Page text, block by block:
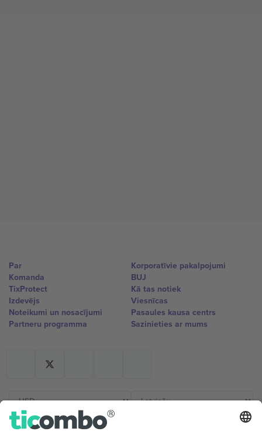
Par
Komanda
TixProtect
Izdevējs
Noteikumi un nosacījumi
Partneru programma
Korporatīvie pakalpojumi
BUJ
Kā tas notiek
Viesnīcas
Pasaules kausa centrs
Sazinieties ar mums